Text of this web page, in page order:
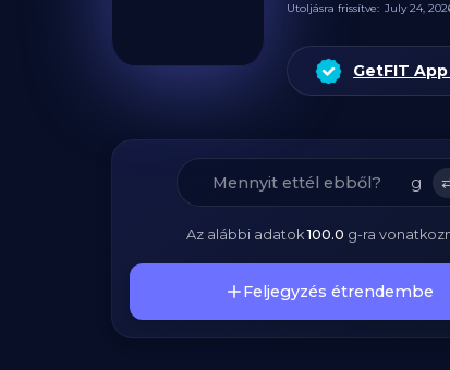
Utoljásra frissítve: July 24,
GetFIT
g
Az alábbi adatok100.0 g-ra
Feljegyzés étrendembe